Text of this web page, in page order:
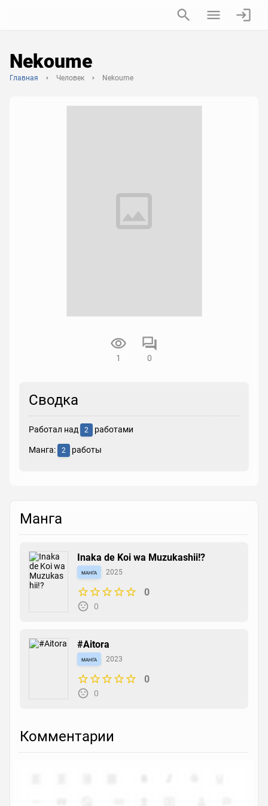
Nekoume
Главная Человек Nekoume
1 0
Сводка
Работал над 2 работами
Манга: 2 работы
Манга
Inaka de Koi wa Muzukashii!?
манга 2025
0
0
#Aitora
манга 2023
0
0
Комментарии